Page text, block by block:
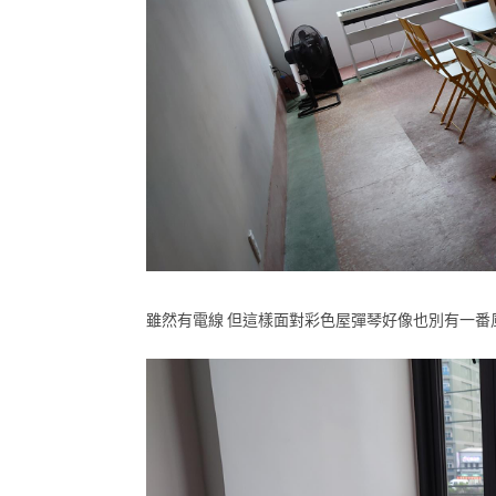
雖然有電線 但這樣面對彩色屋彈琴好像也別有一番